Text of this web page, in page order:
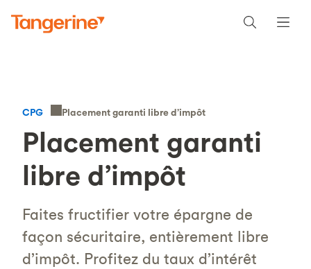
CPG Placement garanti libre d’impôt
Placement garanti
libre d’impôt
Faites fructifier votre épargne de
façon sécuritaire, entièrement libre
d’impôt. Profitez du taux d’intérêt